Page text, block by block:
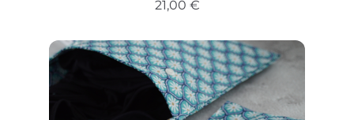
21,00 €